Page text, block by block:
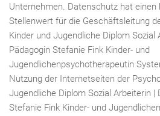
Unternehmen. Datenschutz hat einen
Stellenwert für die Geschäftsleitung
Kinder und Jugendliche Diplom Sozial
Pädagogin Stefanie Fink Kinder- und
Jugendlichenpsychotherapeutin
Nutzung der Internetseiten der
Jugendliche Diplom Sozial Arbeiterin |
Stefanie Fink Kinder- und